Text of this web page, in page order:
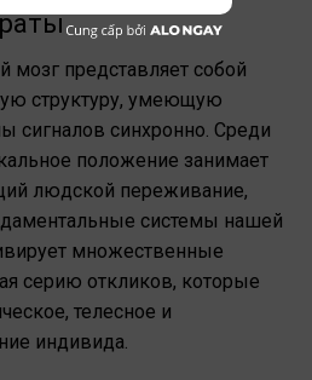
мозг представляет собой
структуру, умеющую
сигналов синхронно. Среди
положение занимает
людской переживание,
системы нашей
множественные
серию откликов, которые
телесное и
индивида.